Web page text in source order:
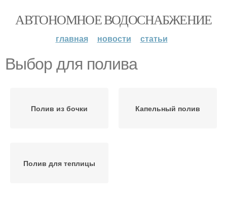
АВТОНОМНОЕ ВОДОСНАБЖЕНИЕ
главная новости статьи
Выбор для полива
Полив из бочки Капельный полив
Полив для теплицы